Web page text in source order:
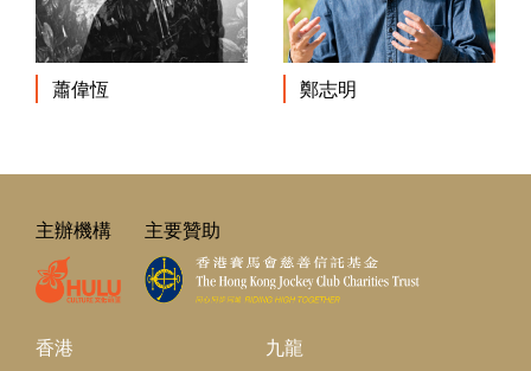
蕭偉恆 鄭志明
主辦機構 主要贊助
香港 九龍